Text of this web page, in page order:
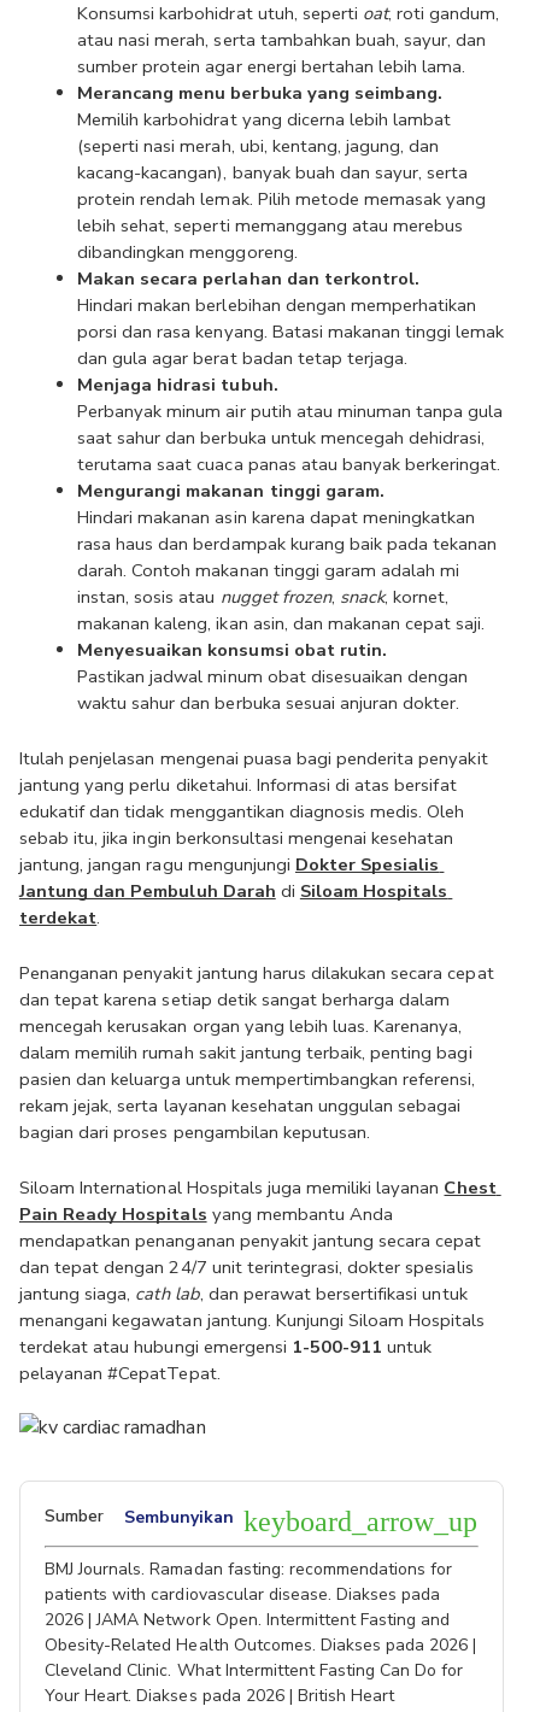
Konsumsi karbohidrat utuh, seperti oat, roti gandum,
atau nasi merah, serta tambahkan buah, sayur, dan
sumber protein agar energi bertahan lebih lama.
Merancang menu berbuka yang seimbang.
Memilih karbohidrat yang dicerna lebih lambat
(seperti nasi merah, ubi, kentang, jagung, dan
kacang-kacangan), banyak buah dan sayur, serta
protein rendah lemak. Pilih metode memasak yang
lebih sehat, seperti memanggang atau merebus
dibandingkan menggoreng.
Makan secara perlahan dan terkontrol.
Hindari makan berlebihan dengan memperhatikan
porsi dan rasa kenyang. Batasi makanan tinggi lemak
dan gula agar berat badan tetap terjaga.
Menjaga hidrasi tubuh.
Perbanyak minum air putih atau minuman tanpa gula
saat sahur dan berbuka untuk mencegah dehidrasi,
terutama saat cuaca panas atau banyak berkeringat.
Mengurangi makanan tinggi garam.
Hindari makanan asin karena dapat meningkatkan
rasa haus dan berdampak kurang baik pada tekanan
darah. Contoh makanan tinggi garam adalah mi
instan, sosis atau nugget frozen, snack, kornet,
makanan kaleng, ikan asin, dan makanan cepat saji.
Menyesuaikan konsumsi obat rutin.
Pastikan jadwal minum obat disesuaikan dengan
waktu sahur dan berbuka sesuai anjuran dokter.
Itulah penjelasan mengenai puasa bagi penderita penyakit
jantung yang perlu diketahui. Informasi di atas bersifat
edukatif dan tidak menggantikan diagnosis medis. Oleh
sebab itu, jika ingin berkonsultasi mengenai kesehatan
jantung, jangan ragu mengunjungi Dokter Spesialis
Jantung dan Pembuluh Darah di Siloam Hospitals
terdekat.
Penanganan penyakit jantung harus dilakukan secara cepat
dan tepat karena setiap detik sangat berharga dalam
mencegah kerusakan organ yang lebih luas. Karenanya,
dalam memilih rumah sakit jantung terbaik, penting bagi
pasien dan keluarga untuk mempertimbangkan referensi,
rekam jejak, serta layanan kesehatan unggulan sebagai
bagian dari proses pengambilan keputusan.
Siloam International Hospitals juga memiliki layanan Chest
Pain Ready Hospitals yang membantu Anda
mendapatkan penanganan penyakit jantung secara cepat
dan tepat dengan 24/7 unit terintegrasi, dokter spesialis
jantung siaga, cath lab, dan perawat bersertifikasi untuk
menangani kegawatan jantung. Kunjungi Siloam Hospitals
terdekat atau hubungi emergensi 1-500-911 untuk
pelayanan #CepatTepat.
Sumber Sembunyikan keyboard_arrow_up
BMJ Journals. Ramadan fasting: recommendations for
patients with cardiovascular disease. Diakses pada
2026 | JAMA Network Open. Intermittent Fasting and
Obesity-Related Health Outcomes. Diakses pada 2026 |
Cleveland Clinic. What Intermittent Fasting Can Do for
Your Heart. Diakses pada 2026 | British Heart